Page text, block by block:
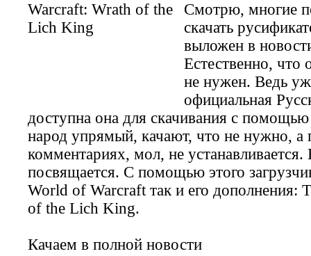
Смотрю, многие
скачать
выложен в
Естественно, что
не нужен. Ведь
официальная
доступна она для скачивания с помощью
народ упрямый, качают, что не нужно,
комментариях, мол, не
посвящается. С помощью этого
World of Warcraft так и его дополнения:
of the Lich King.
Качаем в полной новости